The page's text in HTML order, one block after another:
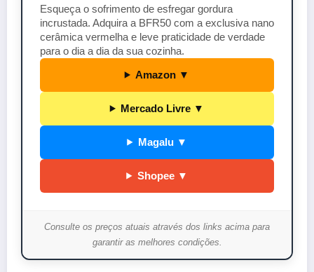
Esqueça o sofrimento de esfregar gordura
incrustada. Adquira a BFR50 com a exclusiva nano
cerâmica vermelha e leve praticidade de verdade
para o dia a dia da sua cozinha.
Amazon ▼
Mercado Livre ▼
Magalu ▼
Shopee ▼
Consulte os preços atuais através dos links acima para
garantir as melhores condições.